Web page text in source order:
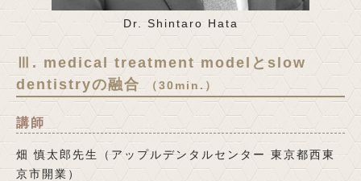
Dr. Shintaro Hata
Ⅲ. medical treatment modelとslow
dentistryの融合
（30min.）
講師
畑 慎太郎先生（アップルデンタルセンター 東京都西東
京市開業）